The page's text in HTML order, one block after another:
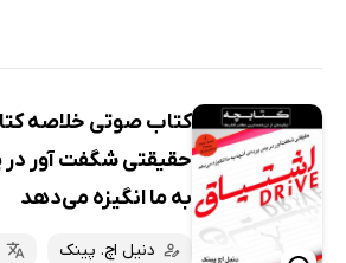
کتاب صوتی خلاصه
حقیقتی شگفت آور
به ما انگیزه می‌دهد
دنیل اچ. پینک